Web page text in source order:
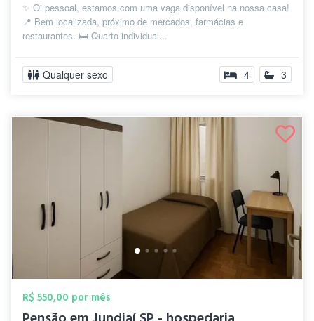
✨ Oi pessoal, estamos com uma vaga disponível na nossa casa!
📍 Bem localizada, próximo de mercados, farmácias e
restaurantes. 🛏️ Quarto individual...
Qualquer sexo 4 3
R$ 550,00 por mês